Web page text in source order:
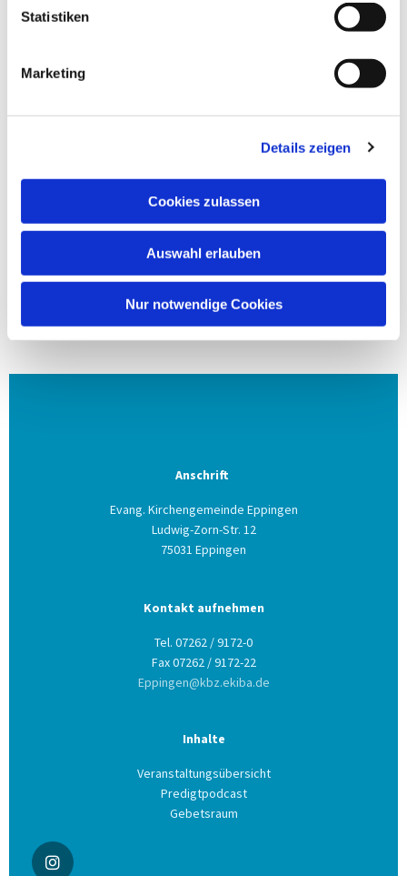
Statistiken
Marketing
Details zeigen
Cookies zulassen
Auswahl erlauben
Nur notwendige Cookies
Anschrift
Evang. Kirchengemeinde Eppingen
Ludwig-Zorn-Str. 12
75031 Eppingen
Kontakt aufnehmen
Tel. 07262 / 9172-0
Fax 07262 / 9172-22
Eppingen@kbz.ekiba.de
Inhalte
Veranstaltungsübersicht
Predigtpodcast
Gebetsraum